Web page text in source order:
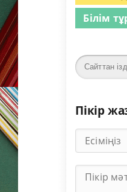
Білім
Пікір